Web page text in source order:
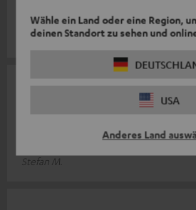
Wähle ein Land oder eine Region,
deinen Standort zu sehen und
USA
Anderes Land
Volker B.
Stefan M.